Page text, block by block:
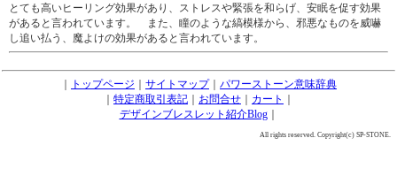
とても高いヒーリング効果があり、ストレスや緊張を和らげ、安眠を促す効果
があると言われています。 また、瞳のような縞模様から、邪悪なものを威嚇
し追い払う、魔よけの効果があると言われています。
｜ トップページ ｜ サイトマップ｜ パワーストーン意味辞典
｜ 特定商取引表記 ｜ お問合せ ｜ カート ｜
デザインブレスレット紹介Blog｜
All rights reserved. Copyright(c) SP-STONE.